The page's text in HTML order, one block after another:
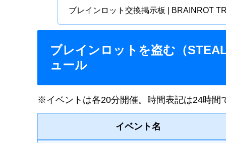
ブレインロット交換掲示板 | BRAINROT
ブレインロットを盗む（
ュール
※イベントは各20分開催。時間表記は24時間
イベント名